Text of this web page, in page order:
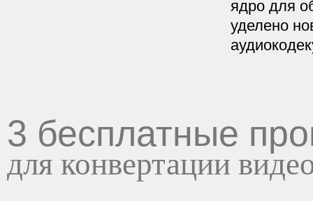
ядро для
уделено
3 бесплатные
для конвертации